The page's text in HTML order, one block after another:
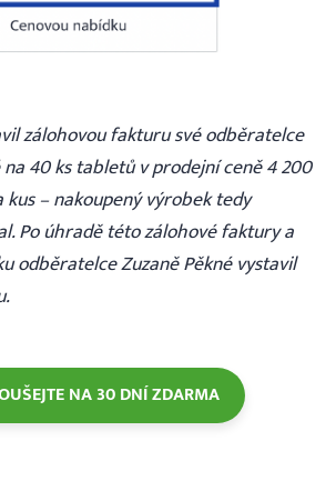
zálohovou fakturu své odběratelce
na 40 ks tabletů v prodejní ceně 4 200
kus – nakoupený výrobek tedy
Po úhradě této zálohové faktury a
odběratelce Zuzaně Pěkné vystavil
NA 30 DNÍ ZDARMA